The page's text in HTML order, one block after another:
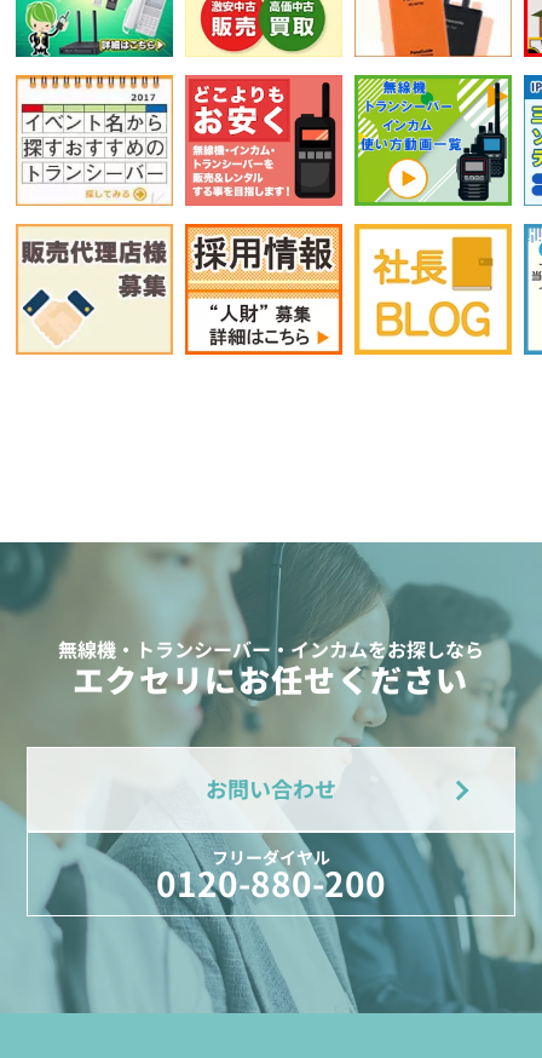
無線機・トランシーバー・インカムをお探しなら
エクセリにお任せください
お問い合わせ
フリーダイヤル
0120-880-200